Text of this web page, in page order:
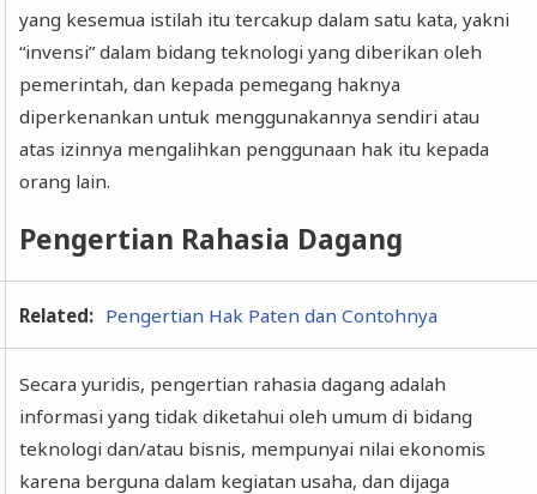
yang kesemua istilah itu tercakup dalam satu kata, yakni
“invensi” dalam bidang teknologi yang diberikan oleh
pemerintah, dan kepada pemegang haknya
diperkenankan untuk menggunakannya sendiri atau
atas izinnya mengalihkan penggunaan hak itu kepada
orang lain.
Pengertian Rahasia Dagang
Related: Pengertian Hak Paten dan Contohnya
Secara yuridis, pengertian rahasia dagang adalah
informasi yang tidak diketahui oleh umum di bidang
teknologi dan/atau bisnis, mempunyai nilai ekonomis
karena berguna dalam kegiatan usaha, dan dijaga